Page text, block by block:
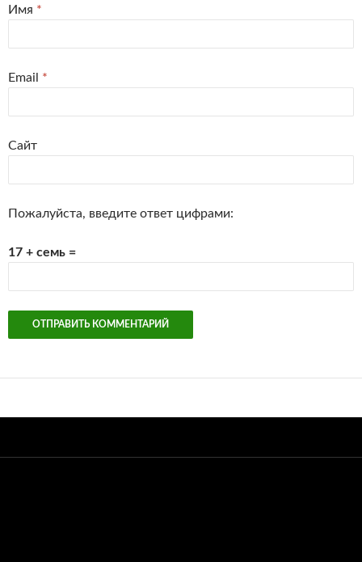
Имя *
Email *
Сайт
Пожалуйста, введите ответ цифрами:
17 + семь =